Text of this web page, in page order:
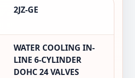
2JZ-GE
WATER COOLING IN-
LINE 6-CYLINDER
DOHC 24 VALVES